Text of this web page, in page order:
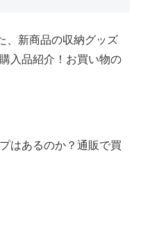
、新商品の収納グッズ
入品紹介！お買い物の
はあるのか？通販で買